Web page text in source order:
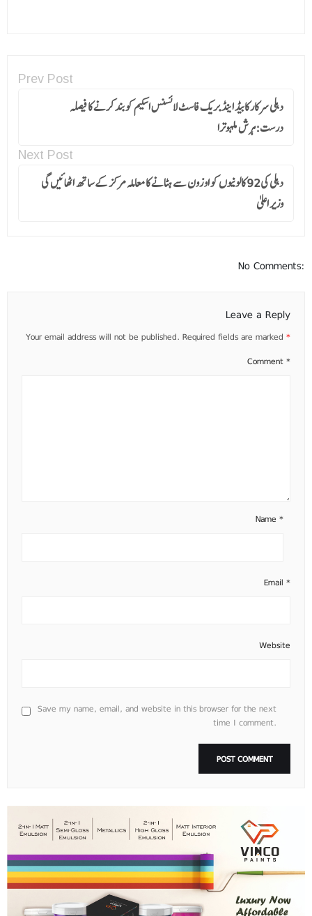
Prev Post
دہلی سرکار کابیڈ اینڈ بریک فاسٹ لائسنس اسکیم کو بند کرنے کا فیصلہ
درست:ہرش ملہوترا
Next Post
دہلی کی92 کالونیوں کو او زون سے ہٹانے کا معاملہ مرکز کے ساتھ اٹھائیں گی
وزیر اعلیٰ
No Comments:
Leave a Reply
Your email address will not be published. Required fields are marked *
Comment *
Name *
Email *
Website
Save my name, email, and website in this browser for the next
time I comment.